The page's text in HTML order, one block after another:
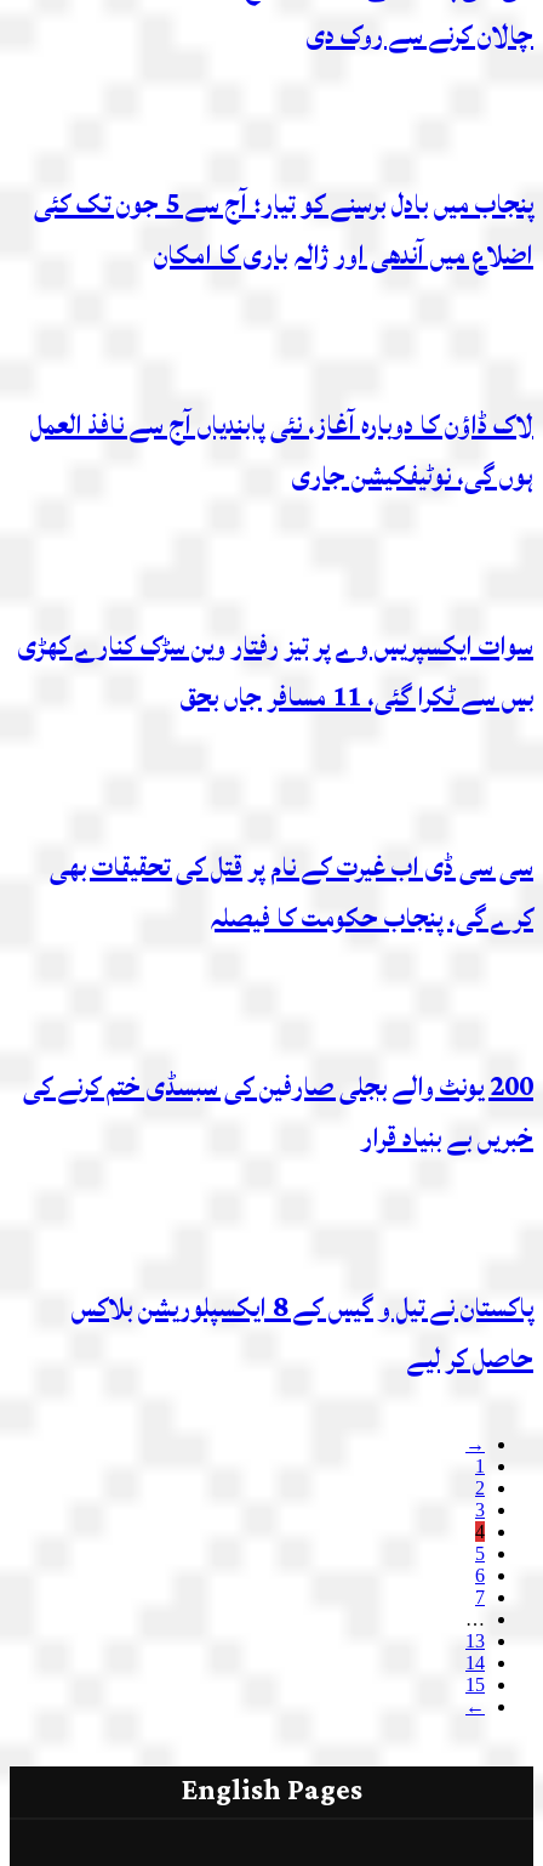
چالان کرنے سے روک دی
پنجاب میں بادل برسنے کو تیار؛ آج سے 5 جون تک کئی
اضلاع میں آندھی اور ژالہ باری کا امکان
لاک ڈاؤن کا دوبارہ آغاز، نئی پابندیاں آج سے نافذ العمل
ہوں گی، نوٹیفکیشن جاری
سوات ایکسپریس وے پر تیز رفتار وین سڑک کنارے کھڑی
بس سے ٹکرا گئی، 11 مسافر جاں بحق
سی سی ڈی اب غیرت کے نام پر قتل کی تحقیقات بھی
کرے گی، پنجاب حکومت کا فیصلہ
200 یونٹ والے بجلی صارفین کی سبسڈی ختم کرنے کی
خبریں بے بنیاد قرار
پاکستان نے تیل و گیس کے 8 ایکسپلوریشن بلاکس
حاصل کر لیے
→
1
2
3
4
5
6
7
…
13
14
15
←
English Pages